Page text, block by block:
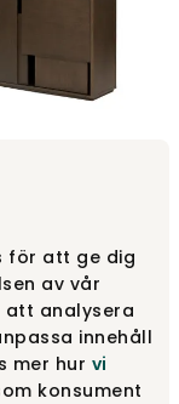
för att ge dig
av vår
att analysera
innehåll
mer hur vi
konsument
Stockholm
21 995 kr